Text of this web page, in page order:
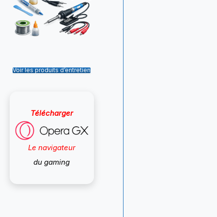
Voir les produits d’entretien
Télécharger
Le navigateur
du gaming